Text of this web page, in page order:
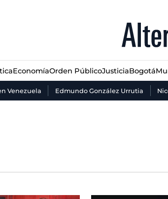
EconomíaOrden PúblicoJusticiaBogotá
Venezuela Edmundo González Urrutia
JusticiaBogotá